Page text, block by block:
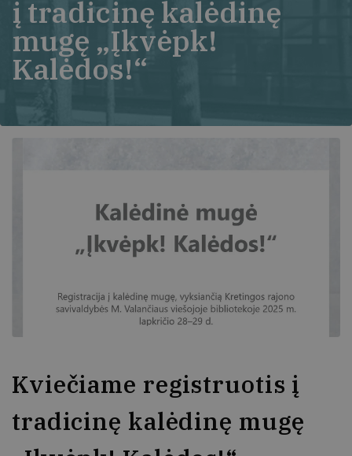
į tradicinę kalėdinę
mugę „Įkvėpk!
Kalėdos!“
Kviečiame registruotis į
tradicinę kalėdinę mugę